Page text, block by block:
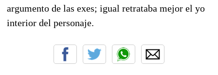
argumento de las exes; igual retrataba mejor el yo
interior del personaje.